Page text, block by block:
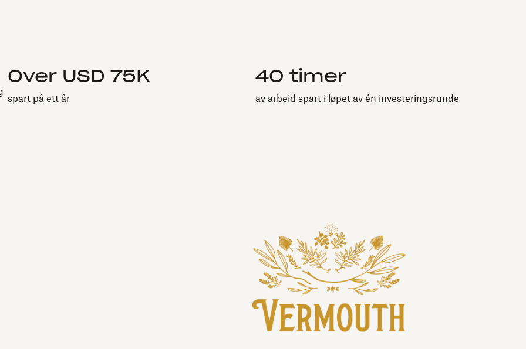
Over USD 75K
spart på ett år
40 timer
av arbeid spart i løpet av én investeringsrunde